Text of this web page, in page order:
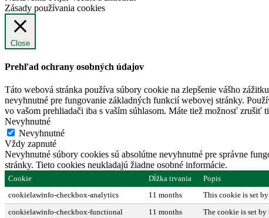
Zásady používania cookies
Close
Prehľad ochrany osobných údajov
Táto webová stránka používa súbory cookie na zlepšenie vášho
nevyhnutné pre fungovanie základných funkcií webovej stránky.
vo vašom prehliadači iba s vaším súhlasom. Máte tiež možnosť
Nevyhnutné
Nevyhnutné
Vždy zapnuté
Nevyhnutné súbory cookies sú absolútne nevyhnutné pre správne
stránky. Tieto cookies neukladajú žiadne osobné informácie.
Cookie Dĺžka trvania
Popis
cookielawinfo-checkbox-analytics
11 months
This cookie is set
cookielawinfo-checkbox-functional
11 months The cookie is set